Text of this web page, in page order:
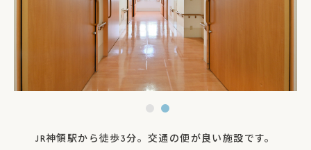
JR神領駅から徒歩3分。交通の便が良い施設です。